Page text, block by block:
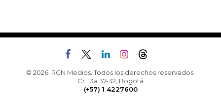
© 2026, RCN Medios. Todos los derechos reservados.
Cr. 13a 37-32, Bogotá
(+57) 1 4227600